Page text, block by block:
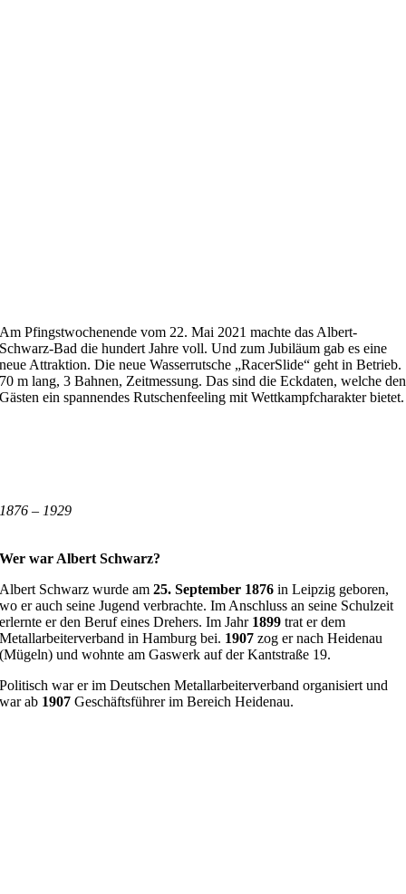
Am Pfingstwochenende vom 22. Mai 2021 machte das Albert-
Schwarz-Bad die hundert Jahre voll. Und zum Jubiläum gab es eine
neue Attraktion. Die neue Wasserrutsche „RacerSlide“ geht in Betrieb.
70 m lang, 3 Bahnen, Zeitmessung. Das sind die Eckdaten, welche den
Gästen ein spannendes Rutschenfeeling mit Wettkampfcharakter bietet.
1876 – 1929
Wer war Albert Schwarz?
Albert Schwarz wurde am25. September 1876in Leipzig geboren,
wo er auch seine Jugend verbrachte. Im Anschluss an seine Schulzeit
erlernte er den Beruf eines Drehers. Im Jahr1899 trat er dem
Metallarbeiterverband in Hamburg bei. 1907 zog er nach Heidenau
(Mügeln) und wohnte am Gaswerk auf der Kantstraße 19.
Politisch war er im Deutschen Metallarbeiterverband organisiert und
war ab 1907Geschäftsführer im Bereich Heidenau.